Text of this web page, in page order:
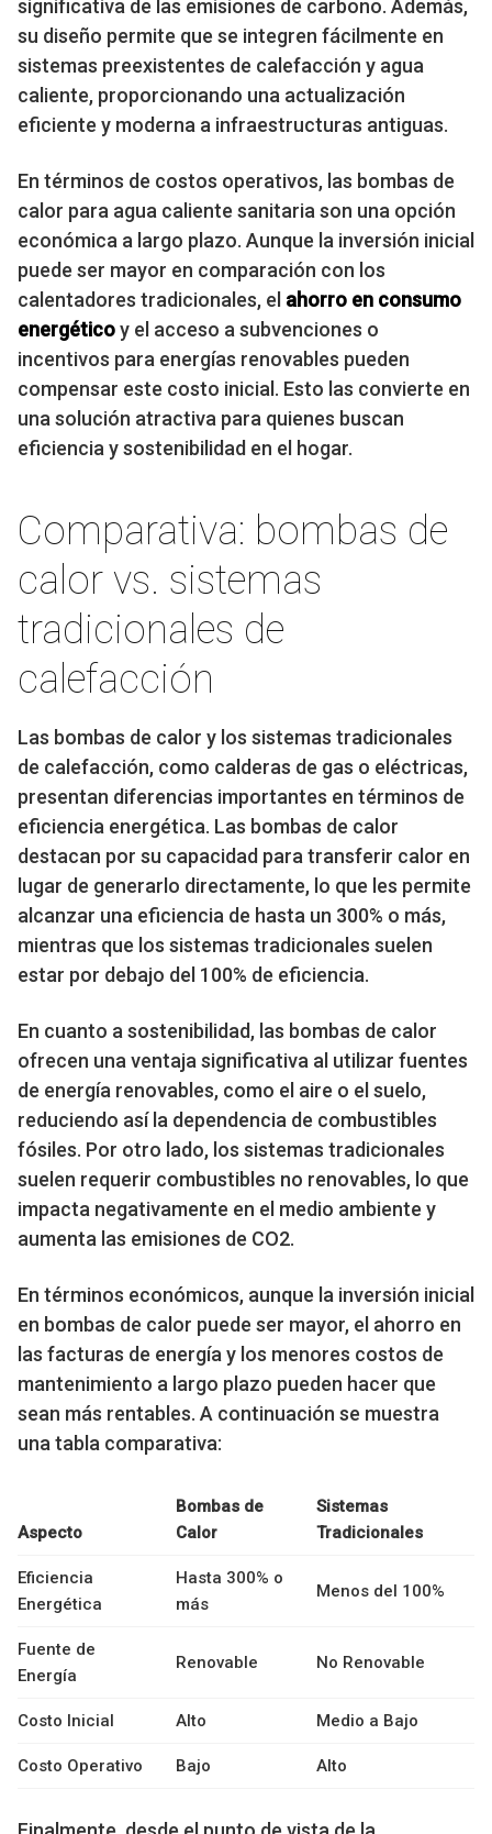
significativa de las emisiones de carbono. Además,
su diseño permite que se integren fácilmente en
sistemas preexistentes de calefacción y agua
caliente, proporcionando una actualización
eficiente y moderna a infraestructuras antiguas.
En términos de costos operativos, las bombas de
calor para agua caliente sanitaria son una opción
económica a largo plazo. Aunque la inversión inicial
puede ser mayor en comparación con los
calentadores tradicionales, el ahorro en consumo
energéticoy el acceso a subvenciones o
incentivos para energías renovables pueden
compensar este costo inicial. Esto las convierte en
una solución atractiva para quienes buscan
eficiencia y sostenibilidad en el hogar.
Comparativa: bombas de
calor vs. sistemas
tradicionales de
calefacción
Las bombas de calor y los sistemas tradicionales
de calefacción, como calderas de gas o eléctricas,
presentan diferencias importantes en términos de
eficiencia energética. Las bombas de calor
destacan por su capacidad para transferir calor en
lugar de generarlo directamente, lo que les permite
alcanzar una eficiencia de hasta un 300% o más,
mientras que los sistemas tradicionales suelen
estar por debajo del 100% de eficiencia.
En cuanto a sostenibilidad, las bombas de calor
ofrecen una ventaja significativa al utilizar fuentes
de energía renovables, como el aire o el suelo,
reduciendo así la dependencia de combustibles
fósiles. Por otro lado, los sistemas tradicionales
suelen requerir combustibles no renovables, lo que
impacta negativamente en el medio ambiente y
aumenta las emisiones de CO2.
En términos económicos, aunque la inversión inicial
en bombas de calor puede ser mayor, el ahorro en
las facturas de energía y los menores costos de
mantenimiento a largo plazo pueden hacer que
sean más rentables. A continuación se muestra
una tabla comparativa:
Aspecto
Bombas de
Calor
Sistemas
Tradicionales
Eficiencia
Energética
Hasta 300% o
más
Menos del 100%
Fuente de
Energía
Renovable No Renovable
Costo Inicial Alto Medio a Bajo
Costo Operativo Bajo Alto